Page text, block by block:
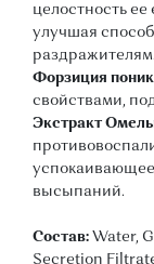
целостность ее
улучшая
раздражителям.
Форзиция
свойствами,
Экстракт
успокаивающее
высыпаний.
Состав: Water,
Secretion